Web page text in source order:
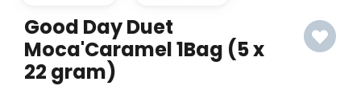
Good Day Duet
Moca'Caramel 1Bag (5 x
22 gram)